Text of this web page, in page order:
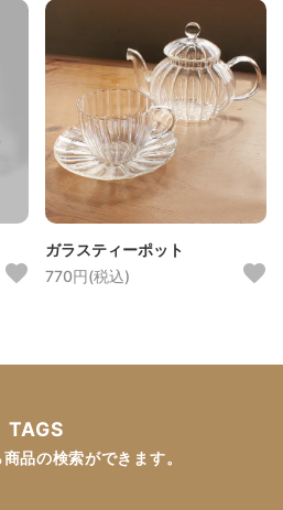
ガラスティーポット
770円(税込)
TAGS
品の検索ができます。